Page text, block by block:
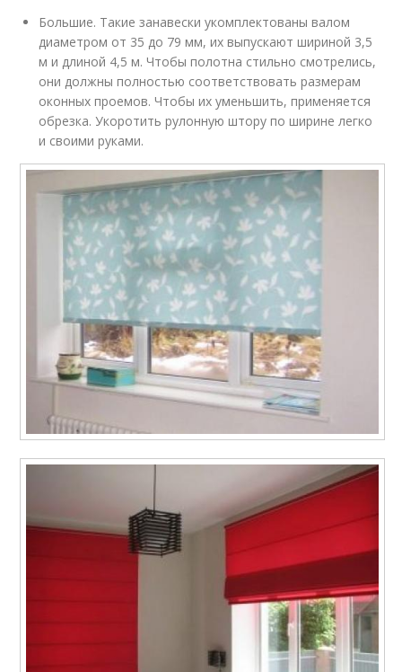
Большие. Такие занавески укомплектованы валом
диаметром от 35 до 79 мм, их выпускают шириной 3,5
м и длиной 4,5 м. Чтобы полотна стильно смотрелись,
они должны полностью соответствовать размерам
оконных проемов. Чтобы их уменьшить, применяется
обрезка. Укоротить рулонную штору по ширине легко
и своими руками.